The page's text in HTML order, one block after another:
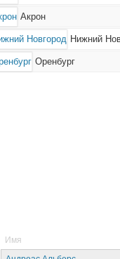
Акрон
Нижний
Оренбург
Имя